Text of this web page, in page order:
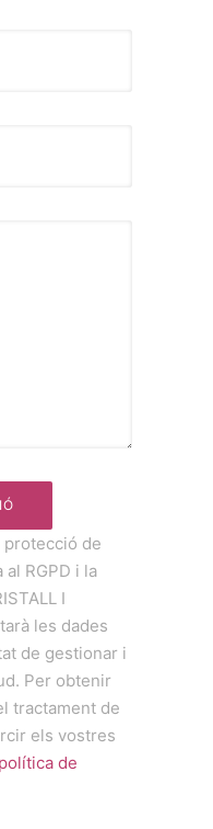
protecció de
RGPD i la
I
les dades
de gestionar i
Per obtenir
tractament de
els vostres
política de